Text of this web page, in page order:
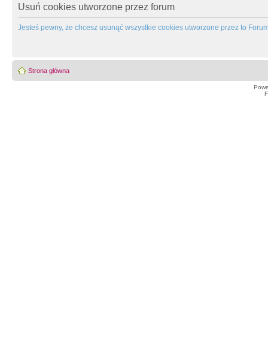
Usuń cookies utworzone przez forum
Jesteś pewny, że chcesz usunąć wszystkie cookies utworzone przez to
Strona główna